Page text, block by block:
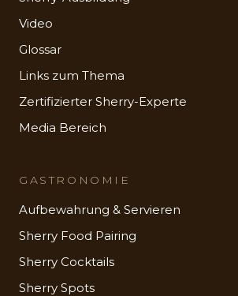
Video
Glossar
Links zum Thema
Zertifizierter Sherry-Experte
Media Bereich
GASTRONOMIE
Aufbewahrung & Servieren
Sherry Food Pairing
Sherry Cocktails
Sherry Spots